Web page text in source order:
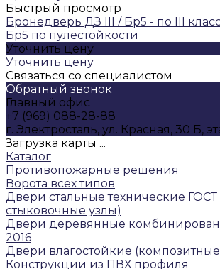
Быстрый просмотр
Бронедверь ДЗ III / Бр5 - по III
Бр5 по пулестойкости
Уточнить цену
Уточнить цену
Связаться со специалистом
Обратный звонок
Главный офис
+7 (969) 088-28-88
г. Электросталь, ул. Красная, 30 Б,
Загрузка карты ...
Каталог
Противопожарные решения
Ворота всех типов
Двери стальные технические ГОСТ
стыковочные узлы)
Двери деревянные
2016
Двери влагостойкие
Конструкции из ПВХ профиля